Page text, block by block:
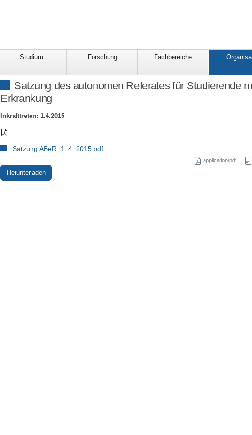
Studium Forschung Fachbereiche
Satzung des autonomen Referates für Studierende
Erkrankung
Inkrafttreten: 1.4.2015
Satzung ABeR_1_4_2015.pdf
application/pdf
Herunterladen